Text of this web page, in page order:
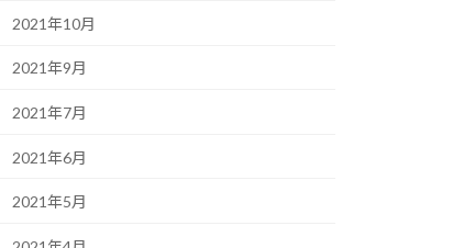
2021年10月
2021年9月
2021年7月
2021年6月
2021年5月